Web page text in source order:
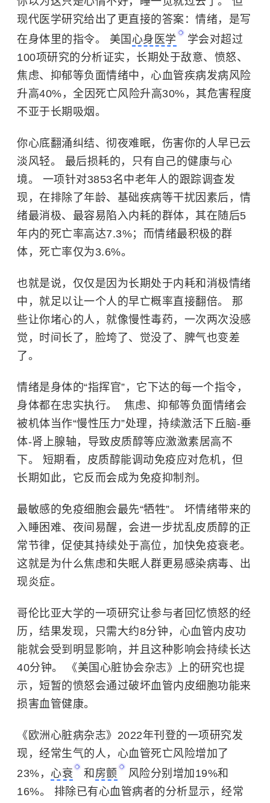
现代医学研究给出了更直接的答案：情绪，是写
在身体里的指令。 美国 心身医学
学会对超过
100项研究的分析证实，长期处于敌意、愤怒、
焦虑、抑郁等负面情绪中，心血管疾病发病风险
升高40%，全因死亡风险升高30%，其危害程度
不亚于长期吸烟。
你心底翻涌纠结、彻夜难眠，伤害你的人早已云
淡风轻。 最后损耗的，只有自己的健康与心
境。 一项针对3853名中老年人的跟踪调查发
现，在排除了年龄、基础疾病等干扰因素后，情
绪最消极、最容易陷入内耗的群体，其在随后5
年内的死亡率高达7.3%；而情绪最积极的群
体，死亡率仅为3.6%。
也就是说，仅仅是因为长期处于内耗和消极情绪
中，就足以让一个人的早亡概率直接翻倍。 那
些让你堵心的人，就像慢性毒药，一次两次没感
觉，时间长了，脸垮了、觉没了、脾气也变差
了。
情绪是身体的“指挥官”，它下达的每一个指令，
身体都在忠实执行。 ​ 焦虑、抑郁等负面情绪会
被机体当作“慢性压力”处理，持续激活下丘脑-垂
体-肾上腺轴，导致皮质醇等应激激素居高不
下。 短期看，皮质醇能调动免疫应对危机，但
长期如此，它反而会成为免疫抑制剂。
最敏感的免疫细胞会最先“牺牲”。 坏情绪带来的
入睡困难、夜间易醒，会进一步扰乱皮质醇的正
常节律，促使其持续处于高位，加快免疫衰老。
这就是为什么焦虑和失眠人群更易感染病毒、出
现炎症。
哥伦比亚大学的一项研究让参与者回忆愤怒的经
历，结果发现，只需大约8分钟，心血管内皮功
能就会受到明显影响，并且这种影响会持续长达
40分钟。 《美国心脏协会杂志》上的研究也提
示，短暂的愤怒会通过破坏血管内皮细胞功能来
损害血管健康。
《欧洲心脏病杂志》2022年刊登的一项研究发
现，经常生气的人，心血管死亡风险增加了
23%， 心衰 和 房颤
风险分别增加19%和
16%。 排除已有心血管病者的分析显示，经常